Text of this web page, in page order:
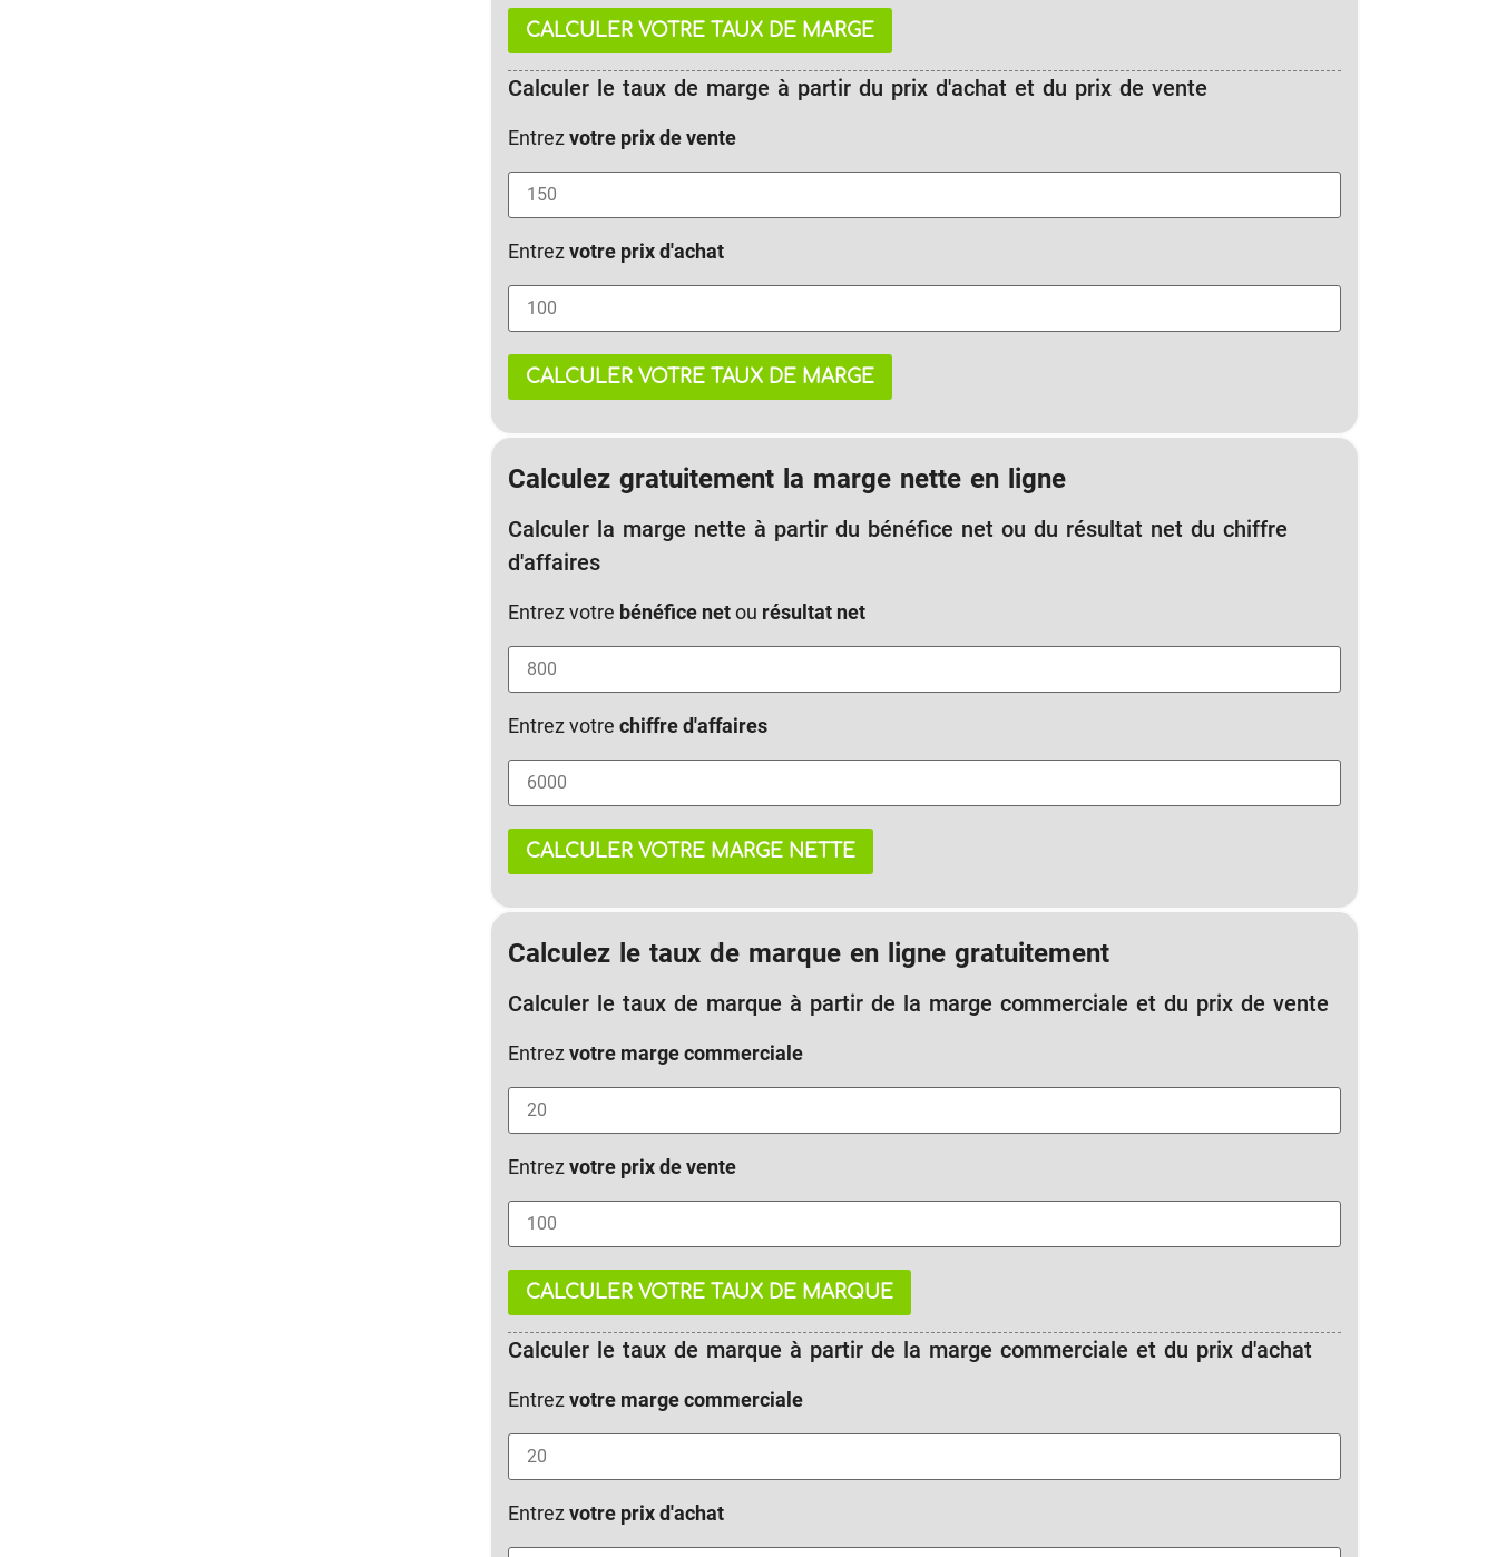
CALCULER VOTRE TAUX DE MARGE
Calculer le taux de marge à partir du prix d'achat et du prix de vente
Entrezvotre prix de vente
Entrezvotre prix d'achat
CALCULER VOTRE TAUX DE MARGE
Calculez gratuitement la marge nette en ligne
Calculer la marge nette à partir du bénéfice net ou du résultat net du chiffre
d'affaires
Entrez votre bénéfice netou résultat net
Entrez votrechiffre d'affaires
CALCULER VOTRE MARGE NETTE
Calculez le taux de marque en ligne gratuitement
Calculer le taux de marque à partir de la marge commerciale et du prix de vente
Entrezvotre marge commerciale
Entrezvotre prix de vente
CALCULER VOTRE TAUX DE MARQUE
Calculer le taux de marque à partir de la marge commerciale et du prix d'achat
Entrezvotre marge commerciale
Entrezvotre prix d'achat